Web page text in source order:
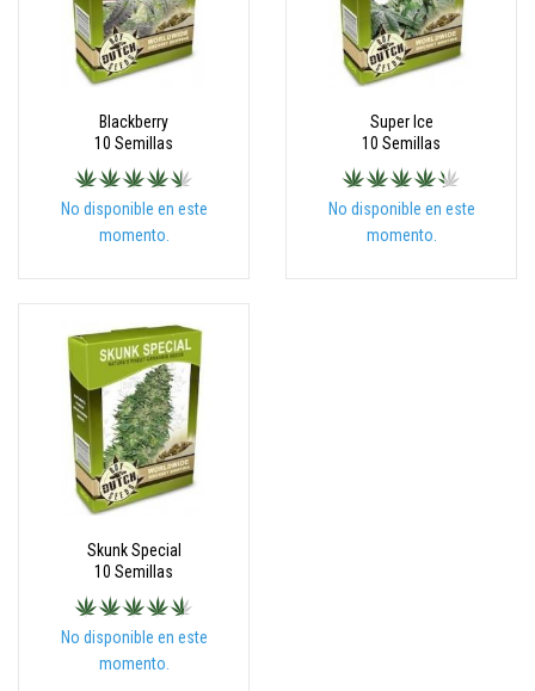
Blackberry
10 Semillas
No disponible en este
momento.
Super Ice
10 Semillas
No disponible en este
momento.
Skunk Special
10 Semillas
No disponible en este
momento.